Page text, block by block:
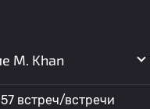
M. Khan
встреч/встречи